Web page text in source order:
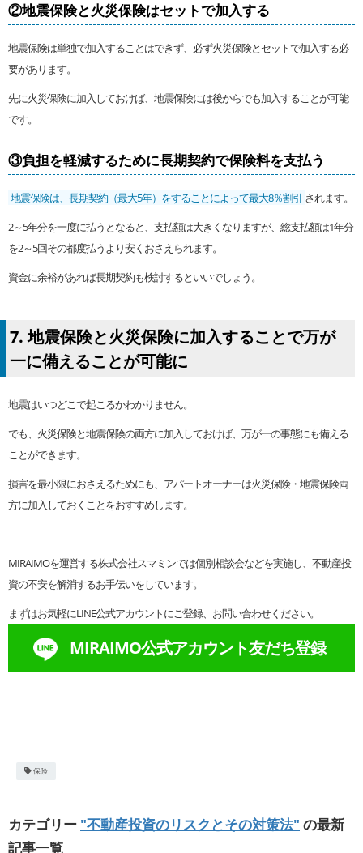
②地震保険と火災保険はセットで加入する
地震保険は単独で加入することはできず、必ず火災保険とセットで加入する必
要があります。
先に火災保険に加入しておけば、地震保険には後からでも加入することが可能
です。
③負担を軽減するために長期契約で保険料を支払う
地震保険は、長期契約（最大5年）をすることによって最大8％割引 されます。
2～5年分を一度に払うとなると、支払額は大きくなりますが、総支払額は1年分
を2～5回その都度払うより安くおさえられます。
資金に余裕があれば長期契約も検討するといいでしょう。
7. 地震保険と火災保険に加入することで万が
一に備えることが可能に
地震はいつどこで起こるかわかりません。
でも、火災保険と地震保険の両方に加入しておけば、万が一の事態にも備える
ことができます。
損害を最小限におさえるためにも、アパートオーナーは火災保険・地震保険両
方に加入しておくことをおすすめします。
MIRAIMOを運営する株式会社スマミンでは個別相談会などを実施し、不動産投
資の不安を解消するお手伝いをしています。
まずはお気軽にLINE公式アカウントにご登録、お問い合わせください。
MIRAIMO公式アカウント友だち登録
保険
カテゴリー "不動産投資のリスクとその対策法" の最新
記事一覧